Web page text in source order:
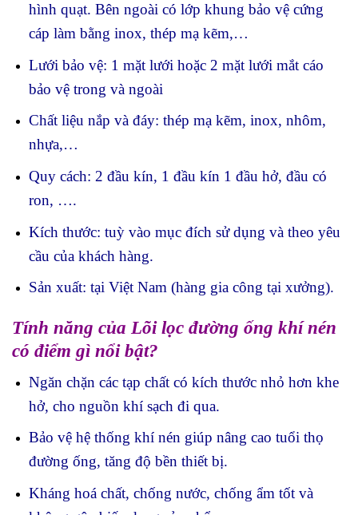
hình quạt. Bên ngoài có lớp khung bảo vệ cứng
cáp làm bằng inox, thép mạ kẽm,…
Lưới bảo vệ: 1 mặt lưới hoặc 2 mặt lưới mắt cáo
bảo vệ trong và ngoài
Chất liệu nắp và đáy: thép mạ kẽm, inox, nhôm,
nhựa,…
Quy cách: 2 đầu kín, 1 đầu kín 1 đầu hở, đầu có
ron, ….
Kích thước: tuỳ vào mục đích sử dụng và theo yêu
cầu của khách hàng.
Sản xuất: tại Việt Nam (hàng gia công tại xưởng).
Tính năng của Lõi lọc đường ống khí nén
có điểm gì nổi bật?
Ngăn chặn các tạp chất có kích thước nhỏ hơn khe
hở, cho nguồn khí sạch đi qua.
Bảo vệ hệ thống khí nén giúp nâng cao tuổi thọ
đường ống, tăng độ bền thiết bị.
Kháng hoá chất, chống nước, chống ẩm tốt và